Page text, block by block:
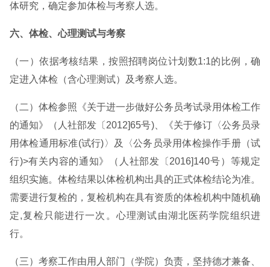
体研究，确定参加体检与考察人选。
六、体检、心理测试与考察
（一）依据考核结果，按照招聘岗位计划数1:1的比例，确
定进入体检（含心理测试）及考察人选。
（二）体检参照《关于进一步做好公务员考试录用体检工作
的通知》（人社部发〔2012]65号)、《关于修订〈公务员录
用体检通用标准(试行)〉及〈公务员录用体检操作手册（试
行)>有关内容的通知》（人社部发〔2016]140号）等规定
组织实施。体检结果以体检机构出具的正式体检结论为准。
需要进行复检的，复检机构在具有资质的体检机构中随机确
定,复检只能进行一次。心理测试由湖北医药学院组织进
行。
（三）考察工作由用人部门（学院）负责，坚持德才兼备、